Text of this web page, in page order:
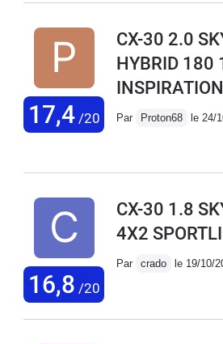
17,4/20
CX-30 2.0
HYBRID 180
INSPIRATION
Par Proton68 le 24/
16,8 /20
CX-30 1.8
4X2
Par crado le 19/10/